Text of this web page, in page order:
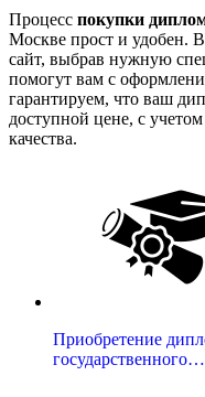
Процесс покупки
Москве прост и удобен.
сайт, выбрав нужную
помогут вам с
гарантируем, что ваш
доступной цене, с
качества.
Приобретение
государственного…